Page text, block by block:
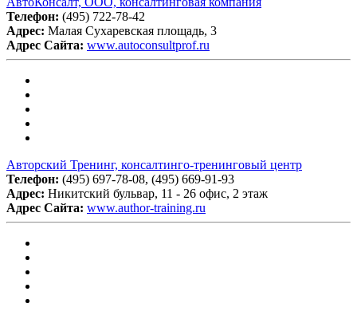
Телефон: (495) 722-78-42
Адрес: Малая Сухаревская площадь, 3
Адрес Сайта: www.autoconsultprof.ru
Авторский Тренинг, консалтинго-тренинговый центр
Телефон: (495) 697-78-08, (495) 669-91-93
Адрес: Никитский бульвар, 11 - 26 офис, 2 этаж
Адрес Сайта: www.author-training.ru